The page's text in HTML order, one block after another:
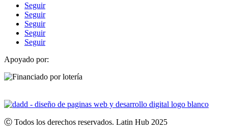
Seguir
Seguir
Seguir
Seguir
Seguir
Apoyado por:
Ⓒ Todos los derechos reservados. Latin Hub 2025